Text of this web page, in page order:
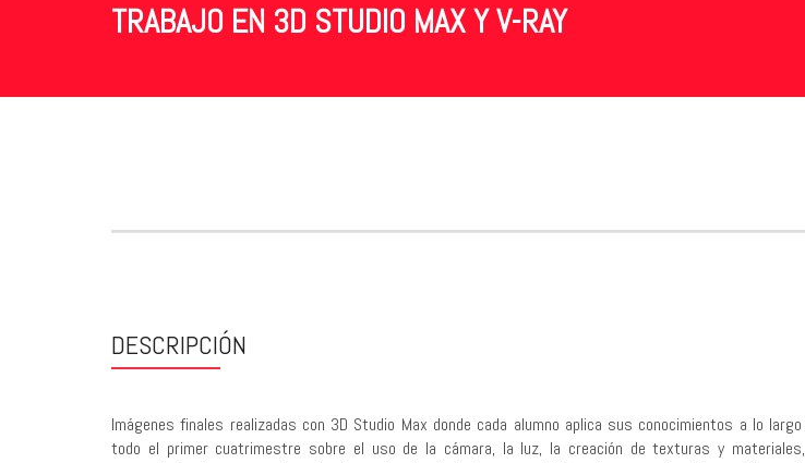
TRABAJO EN 3D STUDIO MAX Y V-RAY
DESCRIPCIÓN
Imágenes finales realizadas con 3D Studio Max donde cada alumno aplica sus conocimientos a lo
todo el primer cuatrimestre sobre el uso de la cámara, la luz, la creación de texturas y